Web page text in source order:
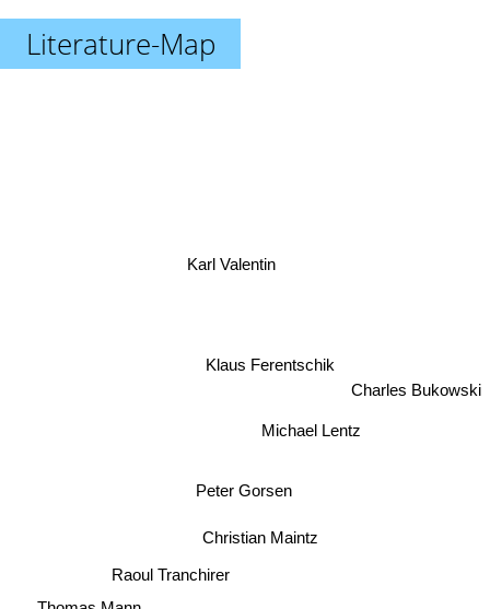
Literature-Map
Christian Maintz
Peter Gorsen
Klaus Ferentschik
Raoul Tranchirer
Michael Lentz
Karl Valentin
Thomas Mann